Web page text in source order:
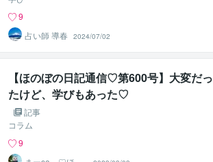
9
占い師 導春
2024/07/02
【ほのぼの日記通信♡第600号】大変だっ
たけど、学びもあった♡
記事
コラム
9